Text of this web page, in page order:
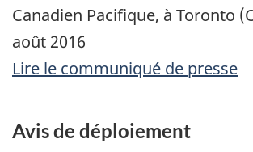
Canadien Pacifique, à Toronto
août 2016
Lire le communiqué de presse
Avis de déploiement